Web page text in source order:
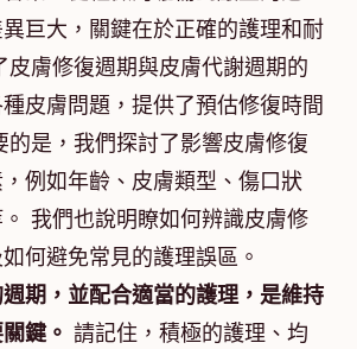
巨大，關鍵在於正確的護理和耐
皮膚修復週期與皮膚代謝週期的
皮膚問題，提供了預估修復時間
的是，我們探討了影響皮膚修復
例如年齡、皮膚類型、傷口狀
我們也說明瞭如何辨識皮膚修
何避免常見的護理誤區。
期，並配合適當的護理，是維持
鍵。 請記住，積極的護理、均